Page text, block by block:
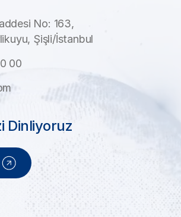
No: 163,
Şişli/İstanbul
00
Dinliyoruz